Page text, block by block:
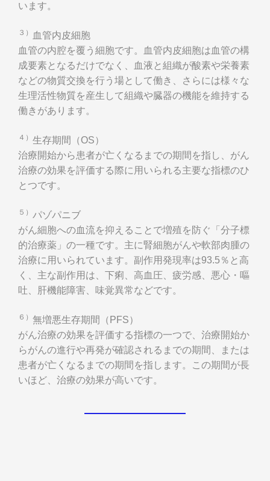
います。
３）
血管内皮細胞
血管の内腔を覆う細胞です。血管内皮細胞は血管の構
成要素となるだけでなく、血液と組織が酸素や栄養素
などの物質交換を行う場として働き、さらには様々な
生理活性物質を産生して組織や臓器の機能を維持する
働きがあります。
４） 生存期間（OS）
治療開始から患者が亡くなるまでの期間を指し、がん
治療の効果を評価する際に用いられる主要な指標のひ
とつです。
５） パゾパニブ
がん細胞への血流を抑えることで増殖を防ぐ「分子標
的治療薬」の一種です。主に腎細胞がんや軟部肉腫の
治療に用いられています。副作用発現率は93.5％と高
く、主な副作用は、下痢、高血圧、疲労感、悪心・嘔
吐、肝機能障害、味覚異常などです。
６） 無増悪生存期間（PFS）
がん治療の効果を評価する指標の一つで、治療開始か
らがんの進行や再発が確認されるまでの期間、または
患者が亡くなるまでの期間を指します。この期間が長
いほど、治療の効果が高いです。